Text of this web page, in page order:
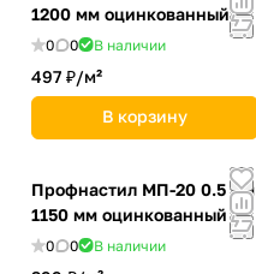
1200 мм оцинкованный
0 0 В наличии
497 ₽/м²
В корзину
Профнастил MП-20 0.5 мм
1150 мм оцинкованный
0 0 В наличии